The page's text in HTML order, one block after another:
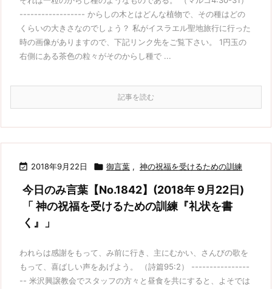
------------------ からしの木とはどんな植物で、その種はどの
くらいの大きさなのでしょう？ 私がイスラエル聖地旅行に行った
時の画像がありますので、下記リンク先をご覧下さい。 1円玉の
右側にある茶色の粒々がそのからし種で ...
記事を読む
 2018年9月22日  御言葉 , 神の祝福を受けるための訓練
今日のみ言葉【No.1842】(2018年 9月22日)
「 神の祝福を受けるための訓練『礼状を書
く』」
われらは感謝をもって、み前に行き、主にむかい、さんびの歌を
もって、喜ばしい声をあげよう。 （詩篇95:2） ----------------
-- 米沢興譲教会でスタッフの方々と昼食を共にすると、よそでは